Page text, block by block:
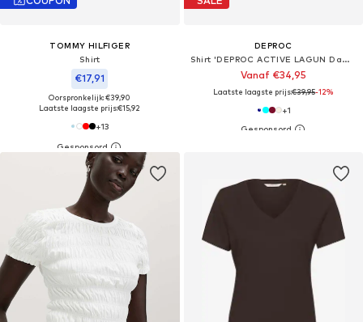
TOMMY HILFIGER
Shirt
€17,91
Oorspronkelijk: €39,90
Laatste laagste prijs:€15,92
+13
DEPROC
Shirt 'DEPROC ACTIVE LAGUN Damen T-Shirt'
Vanaf €34,95
Laatste laagste prijs:€39,95-12%
+1